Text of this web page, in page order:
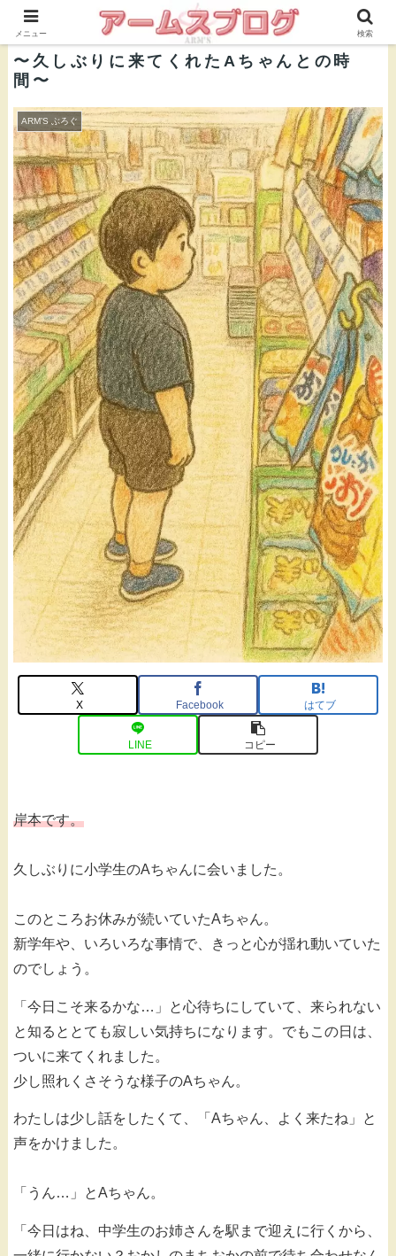
株式会社ＡＲＭ’Ｓ 公式ブログ
〜久しぶりに来てくれたAちゃんとの時
間〜
ARM’S ぶろぐ
X Facebook はてブ
LINE コピー
岸本です。
久しぶりに小学生のAちゃんに会いました。
このところお休みが続いていたAちゃん。
新学年や、いろいろな事情で、きっと心が揺れ動いていた
のでしょう。
「今日こそ来るかな…」と心待ちにしていて、来られない
と知るととても寂しい気持ちになります。でもこの日は、
ついに来てくれました。
少し照れくさそうな様子のAちゃん。
わたしは少し話をしたくて、「Aちゃん、よく来たね」と
声をかけました。
「うん…」とAちゃん。
「今日はね、中学生のお姉さんを駅まで迎えに行くから、
メニュー 検索